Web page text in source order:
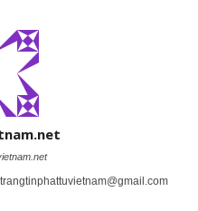
trangtinphattuvietnam@gmail.com